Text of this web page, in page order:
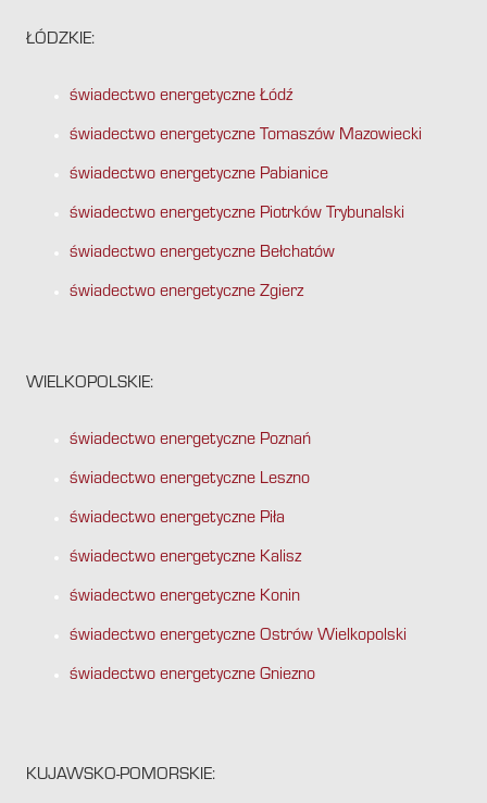
ŁÓDZKIE:
świadectwo energetyczne Łódź
świadectwo energetyczne Tomaszów Mazowiecki
świadectwo energetyczne Pabianice
świadectwo energetyczne Piotrków Trybunalski
świadectwo energetyczne Bełchatów
świadectwo energetyczne Zgierz
WIELKOPOLSKIE:
świadectwo energetyczne Poznań
świadectwo energetyczne Leszno
świadectwo energetyczne Piła
świadectwo energetyczne Kalisz
świadectwo energetyczne Konin
świadectwo energetyczne Ostrów Wielkopolski
świadectwo energetyczne Gniezno
KUJAWSKO-POMORSKIE: